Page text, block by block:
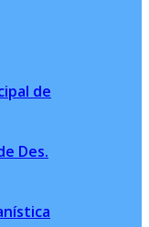
de
Des.